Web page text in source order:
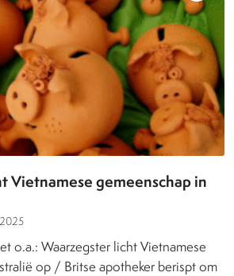
Vietnamese gemeenschap in
o.a.: Waarzegster licht Vietnamese
op / Britse apotheker berispt om